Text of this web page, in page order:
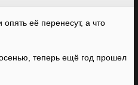
её перенесут, а что
теперь ещё год прошел